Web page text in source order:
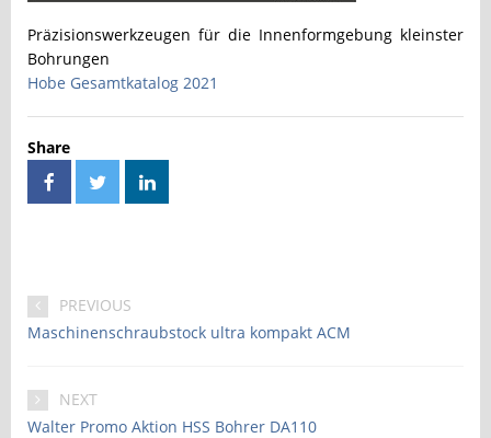
Präzisionswerkzeugen für die Innenformgebung kleinster
Bohrungen
Hobe Gesamtkatalog 2021
Share
PREVIOUS
Maschinenschraubstock ultra kompakt ACM
NEXT
Walter Promo Aktion HSS Bohrer DA110